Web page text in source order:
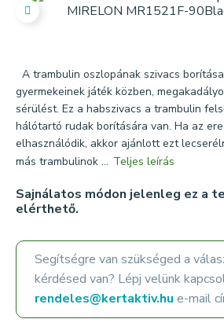
A trambulin oszlopának szivacs
gyermekeinek játék közben,
sérülést. Ez a habszivacs a trambulin
hálótartó rudak borítására van. Ha az
elhasználódik, akkor ajánlott ezt
más trambulinok ... Teljes leírás
Sajnálatos módon jelenleg ez a
elérthető.
Segítségre van szükséged a
kérdésed van? Lépj velünk
rendeles@kertaktiv.hu e-mail